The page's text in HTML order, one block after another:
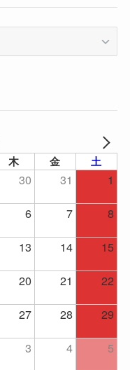
木 金 土
30 31
1
6 7 8
13 14
15
20 21
22
27 28
29
3 4 5